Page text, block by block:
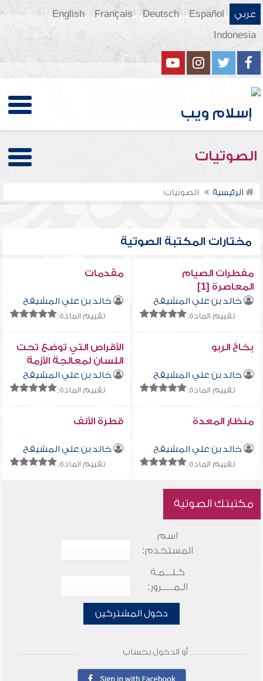
عربي Español
Deutsch
Français
English
Indonesia
الصوتيات
الرئيسية الصوتيات
مختارات المكتبة الصوتية
مفطرات الصيام
المعاصرة [1]
خالد بن علي المشيقح
تقييم المادة:
مقدمات
خالد بن علي المشيقح
تقييم المادة:
بخاخ الربو
خالد بن علي المشيقح
تقييم المادة:
الأقراص التي توضع تحت
اللسان لمعالجة الأزمة
القلبية
خالد بن علي المشيقح
تقييم المادة:
منظار المعدة
خالد بن علي المشيقح
تقييم المادة:
قطرة الأنف
خالد بن علي المشيقح
تقييم المادة:
مكتبتك الصوتية
اسم
المستخدم:
كـلـــمـة
الـمـــــرور:
دخول المشتركين
أو الدخول بحساب